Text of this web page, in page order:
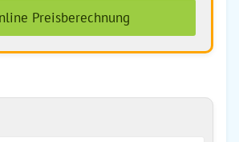
Preisberechnung